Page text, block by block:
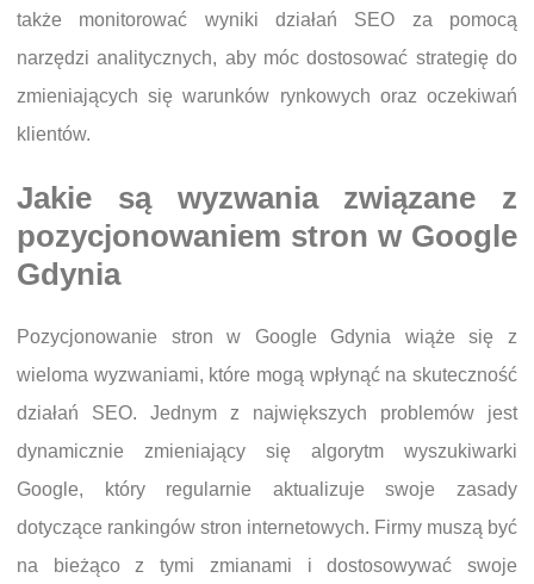
także monitorować wyniki działań SEO za pomocą
narzędzi analitycznych, aby móc dostosować strategię do
zmieniających się warunków rynkowych oraz oczekiwań
klientów.
Jakie są wyzwania związane z
pozycjonowaniem stron w Google
Gdynia
Pozycjonowanie stron w Google Gdynia wiąże się z
wieloma wyzwaniami, które mogą wpłynąć na skuteczność
działań SEO. Jednym z największych problemów jest
dynamicznie zmieniający się algorytm wyszukiwarki
Google, który regularnie aktualizuje swoje zasady
dotyczące rankingów stron internetowych. Firmy muszą być
na bieżąco z tymi zmianami i dostosowywać swoje